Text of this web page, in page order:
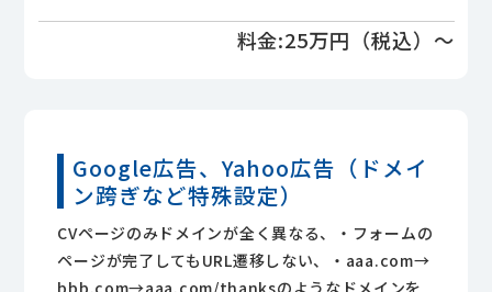
料金:25万円（税込）～
Google広告、Yahoo広告（ドメイ
ン跨ぎなど特殊設定）
CVページのみドメインが全く異なる、・フォームの
ページが完了してもURL遷移しない、・aaa.com→
bbb.com→aaa.com/thanksのようなドメインを